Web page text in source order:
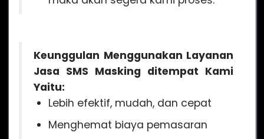
Keunggulan Menggunakan Layanan
Jasa SMS Masking ditempat Kami
Yaitu:
Lebih efektif, mudah, dan cepat
Menghemat biaya pemasaran